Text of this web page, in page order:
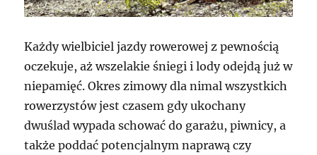
Każdy wielbiciel jazdy rowerowej z pewnością
oczekuje, aż wszelakie śniegi i lody odejdą już w
niepamięć. Okres zimowy dla nimal wszystkich
rowerzystów jest czasem gdy ukochany
dwuślad wypada schować do garażu, piwnicy, a
także poddać potencjalnym naprawą czy